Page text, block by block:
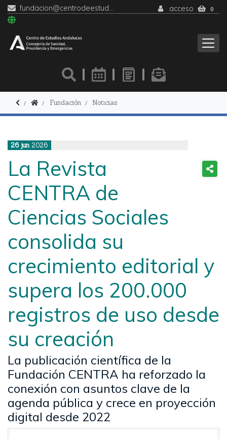
fundacion@centrodeestudiosandaluces.es acceso 0
Fundación Noticias
26 jun 2026
La Revista
CENTRA de
Ciencias Sociales
consolida su
crecimiento editorial y
supera los 200.000
registros de uso desde
su creación
La publicación científica de la
Fundación CENTRA ha reforzado la
conexión con asuntos clave de la
agenda pública y crece en proyección
digital desde 2022